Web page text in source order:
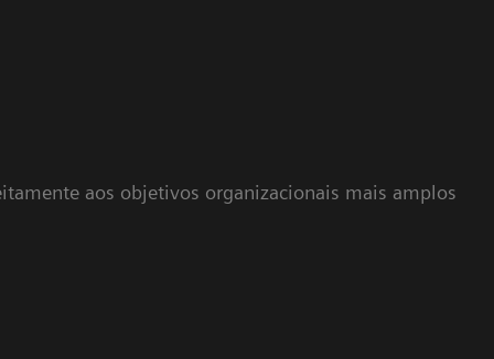
aos objetivos organizacionais mais amplos